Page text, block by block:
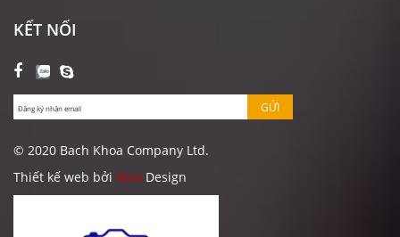
KẾT NỐI
GỬI
© 2020 Bach Khoa Company Ltd.
Thiết kế web bởi Vina Design